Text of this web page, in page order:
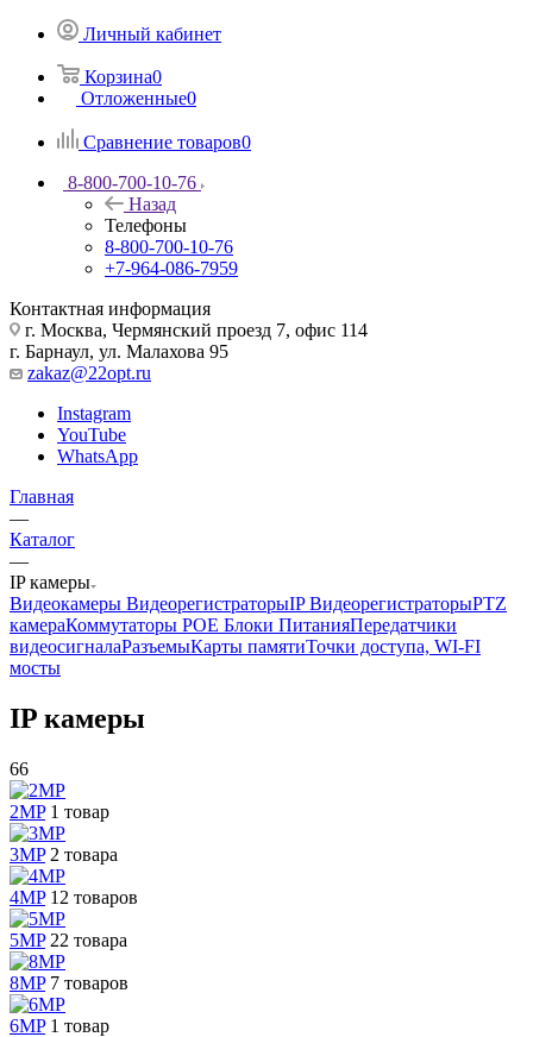
Личный кабинет
Корзина0
Отложенные0
Сравнение товаров0
8-800-700-10-76
Назад
Телефоны
8-800-700-10-76
+7-964-086-7959
Контактная информация
г. Москва, Чермянский проезд 7, офис 114
г. Барнаул, ул. Малахова 95
zakaz@22opt.ru
Instagram
YouTube
WhatsApp
Главная
—
Каталог
—
IP камеры
Видеокамеры ВидеорегистраторыIP ВидеорегистраторыPTZ
камераКоммутаторы POE Блоки ПитанияПередатчики
видеосигналаРазъемыКарты памятиТочки доступа, WI-FI
мосты
IP камеры
66
2MP 1 товар
3MP 2 товара
4MP 12 товаров
5MP 22 товара
8MP 7 товаров
6MP 1 товар